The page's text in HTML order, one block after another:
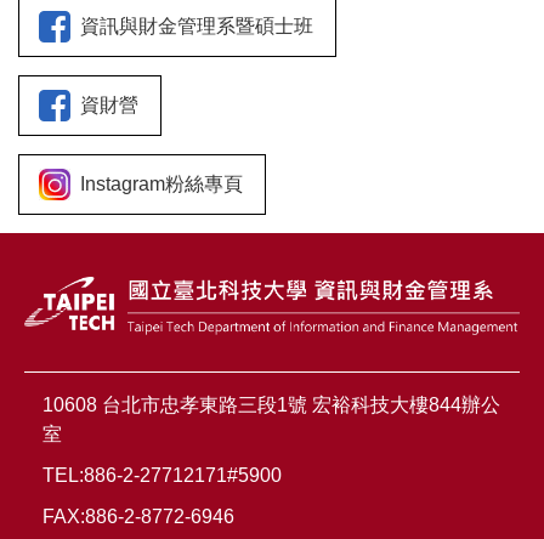
資訊與財金管理系暨碩士班
資財營
Instagram粉絲專頁
10608 台北市忠孝東路三段1號 宏裕科技大樓844辦公
室
TEL:886-2-27712171#5900
FAX:886-2-8772-6946